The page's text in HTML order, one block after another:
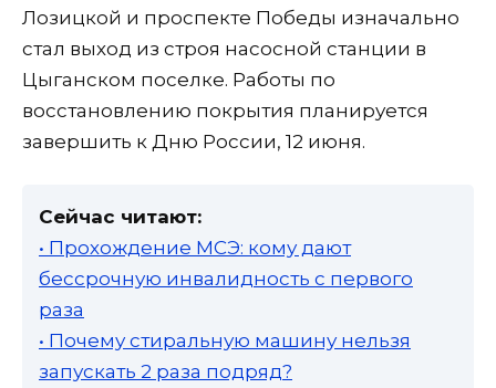
Лозицкой и проспекте Победы изначально
стал выход из строя насосной станции в
Цыганском поселке. Работы по
восстановлению покрытия планируется
завершить к Дню России, 12 июня.
Сейчас читают:
• Прохождение МСЭ: кому дают
бессрочную инвалидность с первого
раза
• Почему стиральную машину нельзя
запускать 2 раза подряд?